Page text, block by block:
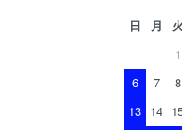
日 月 火
1
6
7 8
13 14